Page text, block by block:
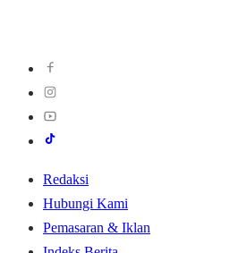
Redaksi
Hubungi Kami
Pemasaran & Iklan